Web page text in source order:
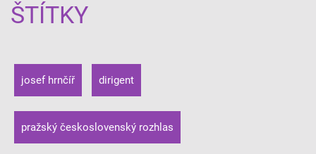
ŠTÍTKY
josef hrnčíř dirigent
pražský československý rozhlas